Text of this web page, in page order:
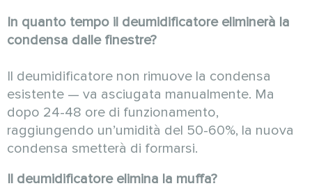
In quanto tempo il deumidificatore eliminerà la
condensa dalle finestre?
Il deumidificatore non rimuove la condensa
esistente — va asciugata manualmente. Ma
dopo 24-48 ore di funzionamento,
raggiungendo un’umidità del 50-60%, la nuova
condensa smetterà di formarsi.
Il deumidificatore elimina la muffa?